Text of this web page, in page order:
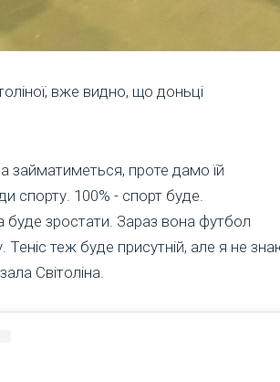
вже видно, що доньці
займатиметься, проте дамо їй
спорту. 100% - спорт буде.
зростати. Зараз вона футбол
Теніс теж буде присутній, але я не
Світоліна.